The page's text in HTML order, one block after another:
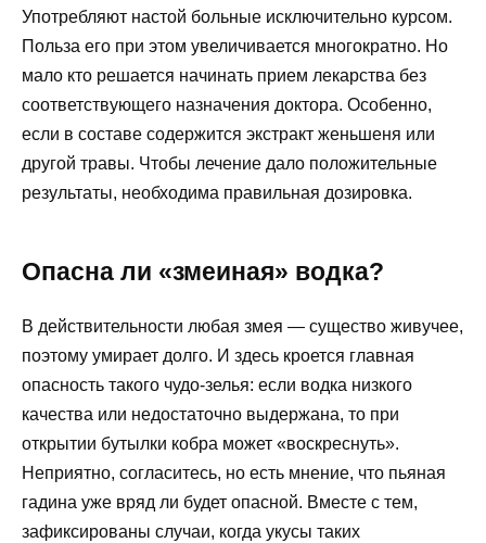
Употребляют настой больные исключительно курсом.
Польза его при этом увеличивается многократно. Но
мало кто решается начинать прием лекарства без
соответствующего назначения доктора. Особенно,
если в составе содержится экстракт женьшеня или
другой травы. Чтобы лечение дало положительные
результаты, необходима правильная дозировка.
Опасна ли «змеиная» водка?
В действительности любая змея — существо живучее,
поэтому умирает долго. И здесь кроется главная
опасность такого чудо-зелья: если водка низкого
качества или недостаточно выдержана, то при
открытии бутылки кобра может «воскреснуть».
Неприятно, согласитесь, но есть мнение, что пьяная
гадина уже вряд ли будет опасной. Вместе с тем,
зафиксированы случаи, когда укусы таких